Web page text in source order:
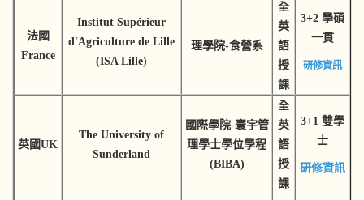
法國
France
Institut Supérieur
d'Agriculture de Lille
(ISA Lille)
理學院-食營系
全
英
語
授
課
3+2 學碩
一貫
研修資訊
英國UK
The University of
Sunderland
國際學院-寰宇管
理學士學位學程
(BIBA)
全
英
語
授
課
3+1 雙學
士
研修資訊